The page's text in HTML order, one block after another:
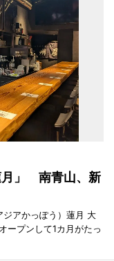
月」 南青山、新
ジアかっぽう）蓮月 大
ープンして1カ月がたっ